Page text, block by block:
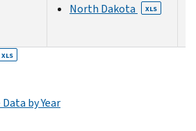
North Dakota XLS
XLS
by Year